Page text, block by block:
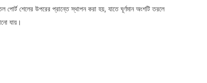
শেলের উপরের প্রান্তে স্থাপন করা হয়, যাতে ঘূর্ণমান অংশটি তরলে
যায়।